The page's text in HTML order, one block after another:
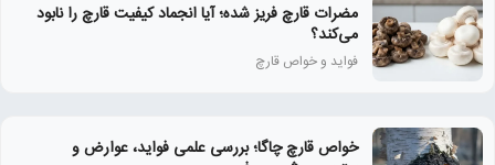
مضرات قارچ فریز شده؛ آیا انجماد کیفیت قارچ را نابود
می‌کند؟
فواید و خواص قارچ
خواص قارچ چاگا؛ بررسی علمی فواید، عوارض و